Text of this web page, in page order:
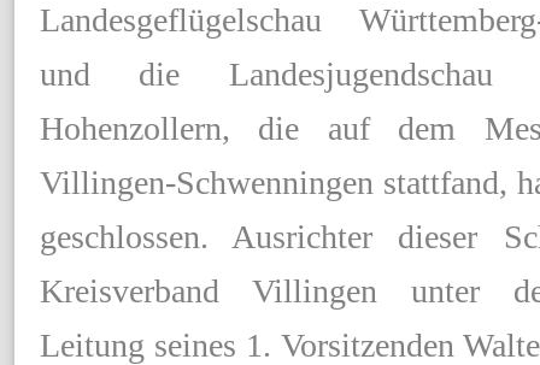
Landesgeflügelschau
und die Landesjugendschau
Hohenzollern, die auf dem
Villingen-Schwenningen stattfand,
geschlossen. Ausrichter dieser
Kreisverband Villingen unter
Leitung seines 1. Vorsitzenden